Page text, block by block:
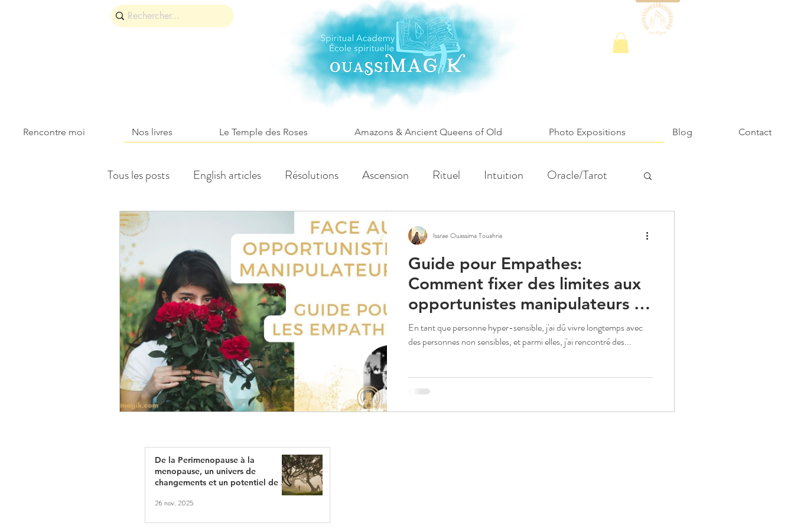
Rencontre moi Nos livres Le Temple des Roses Amazons & Ancient Queens of Old Photo Expositions Blog Contact
Tous les posts English articles Résolutions Ascension Rituel Intuition Oracle/Tarot
Êtres Magiques Découvertes et voyages Roses & Fleurs
Guide pour Empathes:
Comment fixer des limites aux
opportunistes manipulateurs ?
Agir comme une rose
En tant que personne hyper-sensible, j'ai dû vivre longtemps avec
des personnes non sensibles, et parmi elles, j'ai rencontré des...
Issrae Ouassima Touahria
De la Perimenopause à la
menopause, un univers de
changements et un potentiel de re-
vieillissement.
26 nov. 2025